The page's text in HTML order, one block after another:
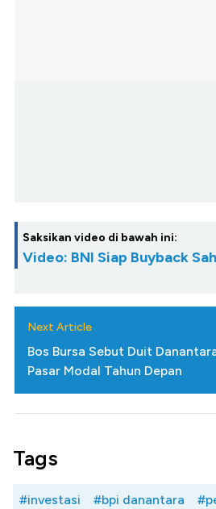
Saksikan video di bawah ini:
Video: BNI Siap Buyback
Next Article
Bos Bursa Sebut Duit
Pasar Modal Tahun Depan
Tags
#investasi #bpi danantara